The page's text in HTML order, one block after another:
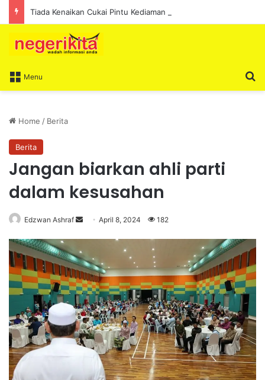
Menu
Home / Berita
Berita
Jangan biarkan ahli parti
dalam kesusahan
Edzwan Ashraf
d
a
n
e
m
a
i
April 8, 2024 182